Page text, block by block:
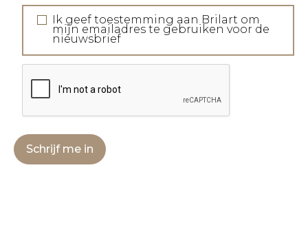
Ik geef toestemming aan Brilart om
mijn emailadres te gebruiken voor de
nieuwsbrief
Schrijf me in